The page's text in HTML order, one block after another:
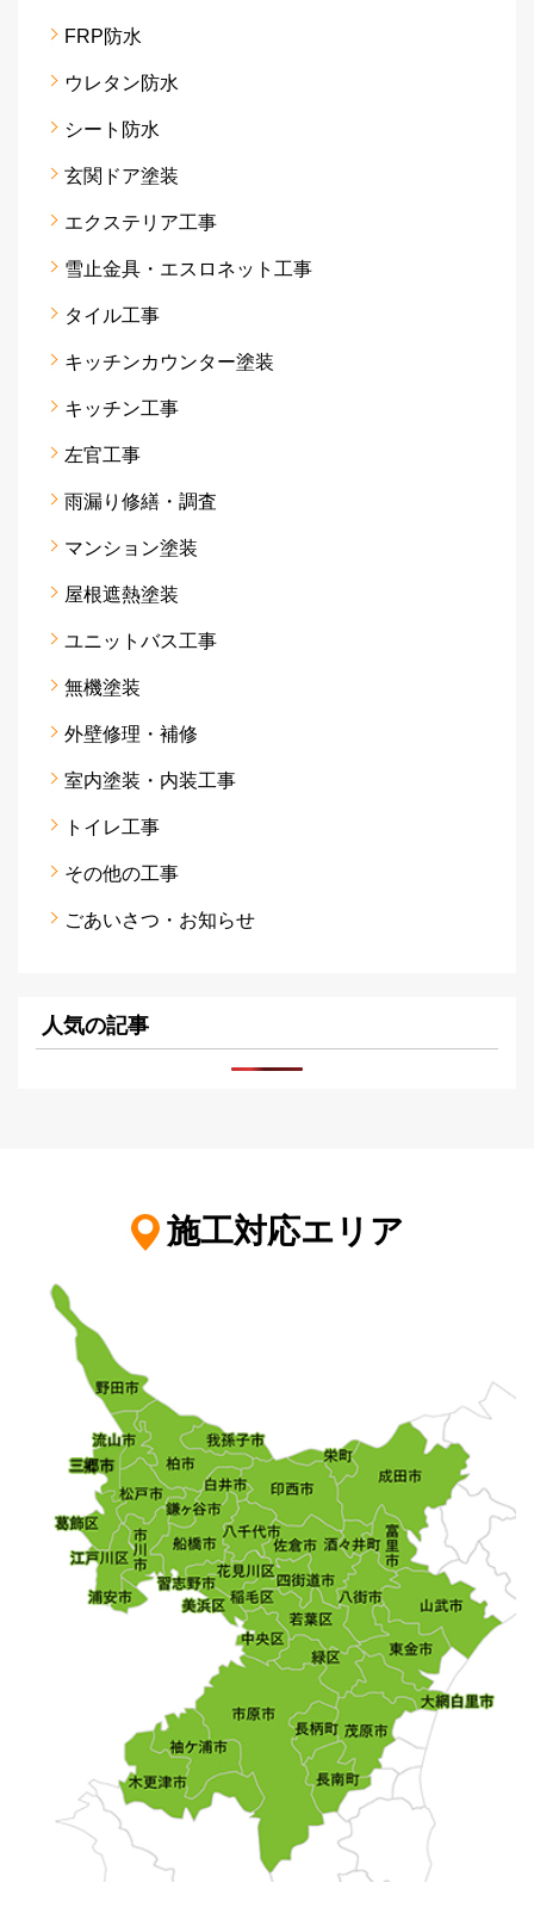
FRP防水
ウレタン防水
シート防水
玄関ドア塗装
エクステリア工事
雪止金具・エスロネット工事
タイル工事
キッチンカウンター塗装
キッチン工事
左官工事
雨漏り修繕・調査
マンション塗装
屋根遮熱塗装
ユニットバス工事
無機塗装
外壁修理・補修
室内塗装・内装工事
トイレ工事
その他の工事
ごあいさつ・お知らせ
人気の記事
施工対応エリア